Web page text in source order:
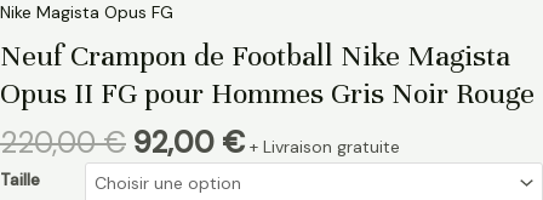
Nike Magista Opus FG
Neuf Crampon de Football Nike Magista
Opus II FG pour Hommes Gris Noir Rouge
220,00€ 92,00 € + Livraison gratuite
Taille